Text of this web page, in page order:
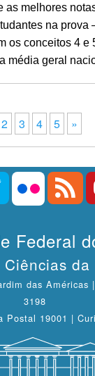
as melhores
na prova
os conceitos 4 e
média geral
2 3 4 5 »
Federal
da
das Américas
3198
Postal 19001 |